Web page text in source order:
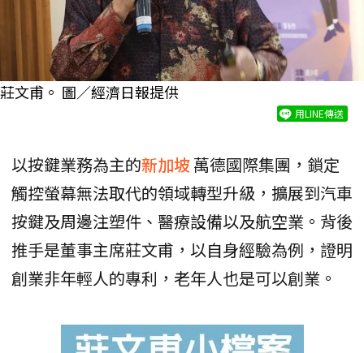
莊文甫。 圖／經濟日報提供
用LINE傳送
以按鍵業務為主的新加坡萬德國際集團，鎖定
觸控螢幕無法取代的領域轉型升級，擴展到汽車
按鍵及周邊注塑件、醫療設備以及航空業。背後
推手是董事主席莊文甫，以自身經驗為例，證明
創業非年輕人的專利，老年人也是可以創業。